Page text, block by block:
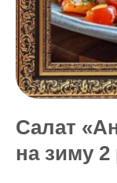
Салат
на зиму 2